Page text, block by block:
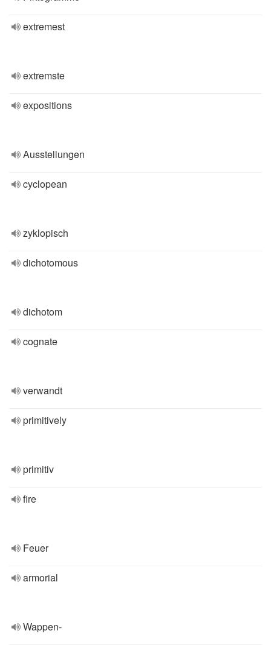
extremest
extremste
expositions
Ausstellungen
cyclopean
zyklopisch
dichotomous
dichotom
cognate
verwandt
primitively
primitiv
fire
Feuer
armorial
Wappen-